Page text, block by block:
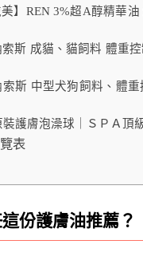
美】REN 3%超A醇精華
索斯 成貓、貓飼料 體重
索斯 中型犬狗飼料、體
護膚泡澡球｜ＳＰＡ頂
表
份護膚油推薦？